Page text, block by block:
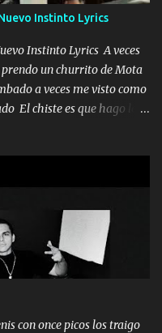
que te sea igual te ves
estoy no dejaré que se
el candado 🔒 del a...
Instinto Lyrics
Instinto Lyrics A veces
un churrito de Mota
a veces me visto como
El chiste es que hago lo
trucha mis plebes Música
me ven la cachucha de lado
fajó una super o a veces
las generaciones yo
pues así soy me mandó
dedo soy hocicon un
no saben nada falsas
no quieren ve...
con once picos los traigo